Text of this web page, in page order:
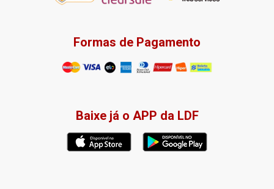
Formas de Pagamento
Baixe já o APP da LDF